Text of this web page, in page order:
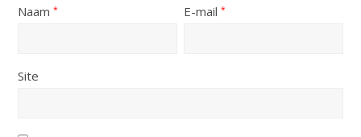
Naam* E-mail*
Site